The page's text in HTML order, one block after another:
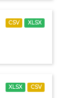
CSV XLSX
XLSX CSV